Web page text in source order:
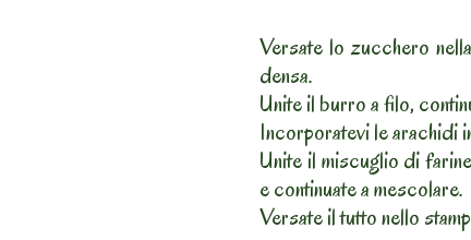
Versate lo zucchero
densa.
Unite il burro a filo,
Incorporatevi le arachidi
Unite il miscuglio di
e continuate a mescolare.
Versate il tutto nello